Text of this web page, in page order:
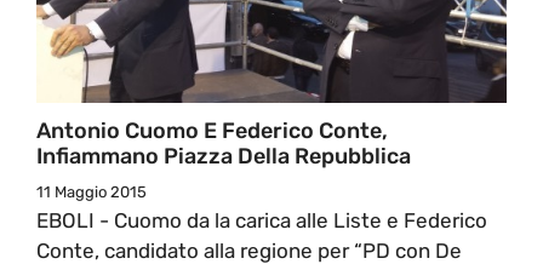
Antonio Cuomo E Federico Conte,
Infiammano Piazza Della Repubblica
11 Maggio 2015
EBOLI - Cuomo da la carica alle Liste e Federico
Conte, candidato alla regione per “PD con De